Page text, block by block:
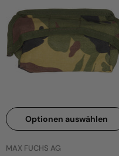
Optionen auswählen
ANBIETER:
MAX FUCHS AG